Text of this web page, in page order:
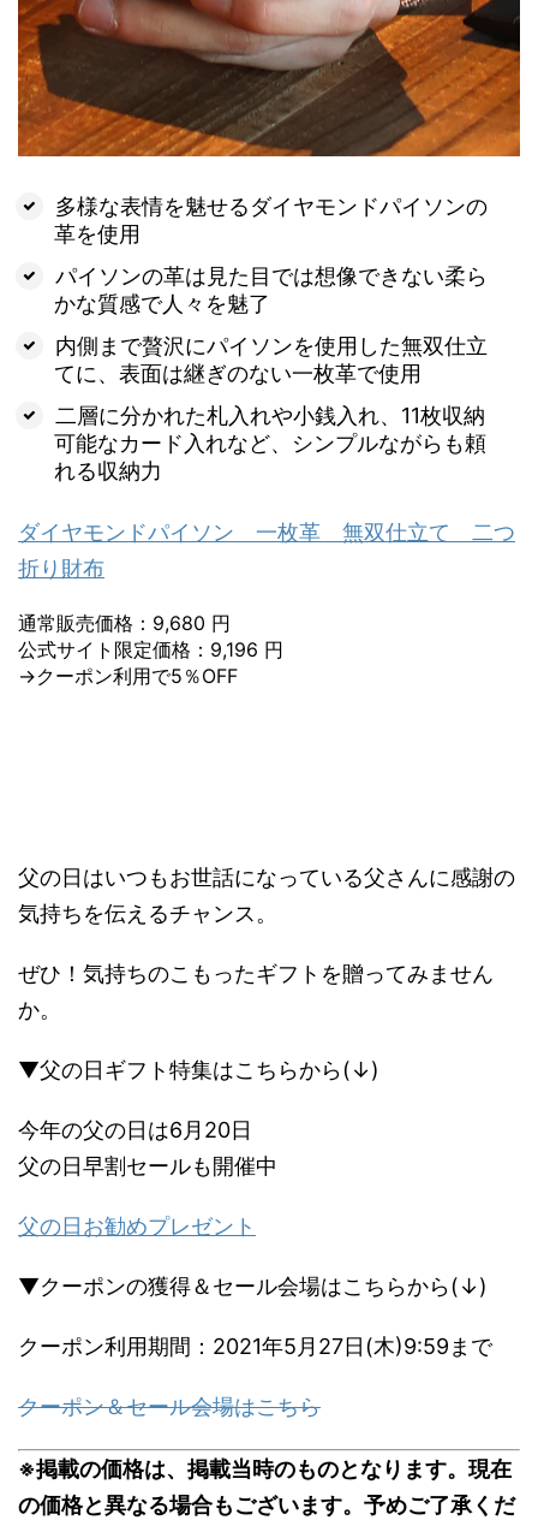
多様な表情を魅せるダイヤモンドパイソンの
革を使用
パイソンの革は見た目では想像できない柔ら
かな質感で人々を魅了
内側まで贅沢にパイソンを使用した無双仕立
てに、表面は継ぎのない一枚革で使用
二層に分かれた札入れや小銭入れ、11枚収納
可能なカード入れなど、シンプルながらも頼
れる収納力
ダイヤモンドパイソン 一枚革 無双仕立て 二つ
折り財布
通常販売価格：9,680 円
公式サイト限定価格：9,196 円
→クーポン利用で5％OFF
父の日はいつもお世話になっている父さんに感謝の
気持ちを伝えるチャンス。
ぜひ！気持ちのこもったギフトを贈ってみません
か。
▼父の日ギフト特集はこちらから(↓)
今年の父の日は6月20日
父の日早割セールも開催中
父の日お勧めプレゼント
▼クーポンの獲得＆セール会場はこちらから(↓)
クーポン利用期間：2021年5月27日(木)9:59まで
クーポン＆セール会場はこちら
※掲載の価格は、掲載当時のものとなります。現在
の価格と異なる場合もございます。予めご了承くだ